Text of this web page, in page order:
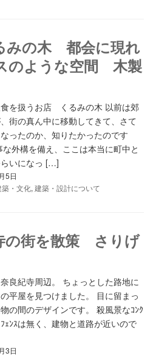
の木 都会に現れ
のような空間 木製
を扱うお店 くるみの木 以前は郊
街の真ん中に移動してきて、さて
ったのか、知りたかったのです
外構を備え、ここは本当に町中と
いになっ […]
5日
・文化, 建築・設計について
街を散策 さりげ
良紀寺周辺。 ちょっとした路地に
平屋を見つけました。 目に留まっ
の間のデザインです。 殺風景なｺﾝｸ
ｪﾝｽは無く、建物と道路が近いので
3日